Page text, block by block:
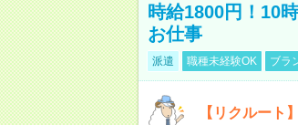
時給1800円！10
お仕事
派遣 職種未経験OK ブラ
【リクルート